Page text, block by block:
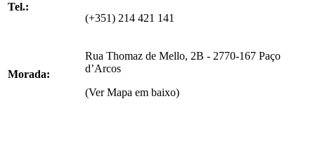
Tel.:
(+351) 214 421 141
Morada:
Rua Thomaz de Mello, 2B - 2770-167 Paço
d’Arcos
(Ver Mapa em baixo)